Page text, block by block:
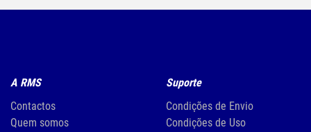
A RMS
Contactos
Quem somos
Suporte
Condições de Envio
Condições de Uso